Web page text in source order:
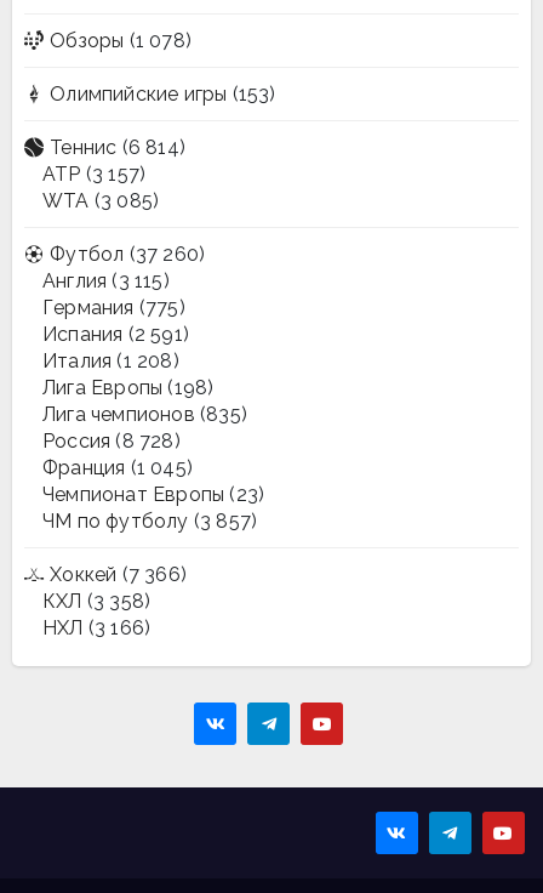
Обзоры (1 078)
Олимпийские игры (153)
Теннис (6 814)
ATP (3 157)
WTA (3 085)
Футбол (37 260)
Англия (3 115)
Германия (775)
Испания (2 591)
Италия (1 208)
Лига Европы (198)
Лига чемпионов (835)
Россия (8 728)
Франция (1 045)
Чемпионат Европы (23)
ЧМ по футболу (3 857)
Хоккей (7 366)
КХЛ (3 358)
НХЛ (3 166)